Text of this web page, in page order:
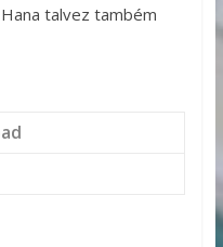
talvez também